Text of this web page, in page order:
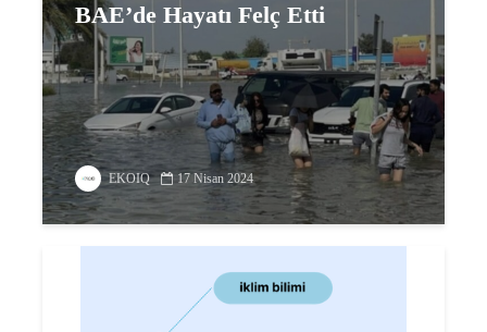
BAE’de Hayatı Felç Etti
EKOIQ 17 Nisan 2024